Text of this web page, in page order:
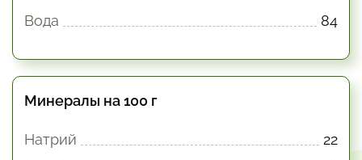
Вода
84
Минералы на 100 г
Натрий
22